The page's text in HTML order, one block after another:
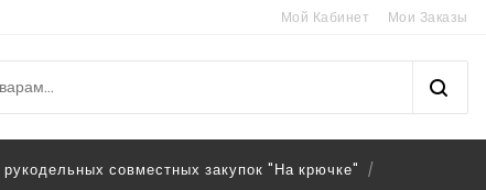
Мой Кабинет Мои Заказы
совместных закупок "На крючке" /